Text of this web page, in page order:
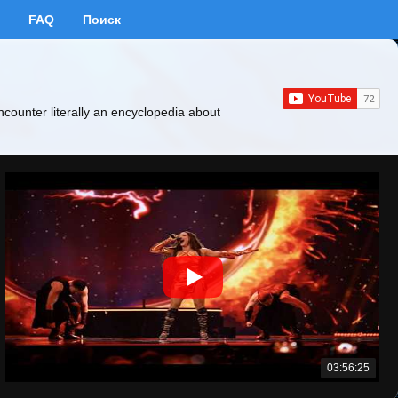
FAQ Поиск
literally an encyclopedia about
03:56:25